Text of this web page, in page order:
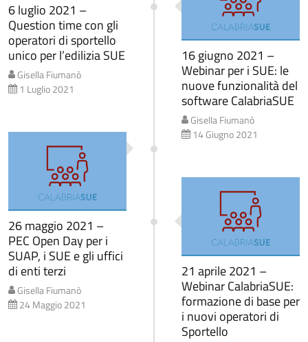
6 luglio 2021 –
Question time con gli
operatori di sportello
unico per l’edilizia SUE
Gisella Fiumanò
1 Luglio 2021
16 giugno 2021 –
Webinar per i SUE: le
nuove funzionalità del
software CalabriaSUE
Gisella Fiumanò
14 Giugno 2021
26 maggio 2021 –
PEC Open Day per i
SUAP, i SUE e gli uffici
di enti terzi
Gisella Fiumanò
24 Maggio 2021
21 aprile 2021 –
Webinar CalabriaSUE:
formazione di base per
i nuovi operatori di
Sportello